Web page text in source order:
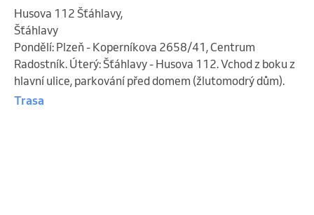
Husova 112 Šťáhlavy,
Šťáhlavy
Pondělí: Plzeň - Koperníkova 2658/41, Centrum
Radostník. Úterý: Šťáhlavy - Husova 112. Vchod z boku z
hlavní ulice, parkování před domem (žlutomodrý dům).
Trasa